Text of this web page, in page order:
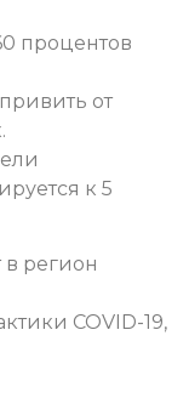
процентов
от
к 5
регион
COVID-19,